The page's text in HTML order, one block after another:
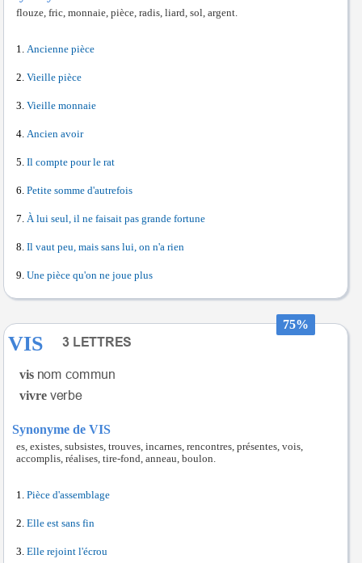
flouze, fric, monnaie, pièce, radis, liard, sol, argent.
Ancienne pièce
Vieille pièce
Vieille monnaie
Ancien avoir
Il compte pour le rat
Petite somme d'autrefois
À lui seul, il ne faisait pas grande fortune
Il vaut peu, mais sans lui, on n'a rien
Une pièce qu'on ne joue plus
75%
VIS
vis
vivre
Synonyme de VIS
es, existes, subsistes, trouves, incarnes, rencontres, présentes, vois,
accomplis, réalises, tire-fond, anneau, boulon.
Pièce d'assemblage
Elle est sans fin
Elle rejoint l'écrou